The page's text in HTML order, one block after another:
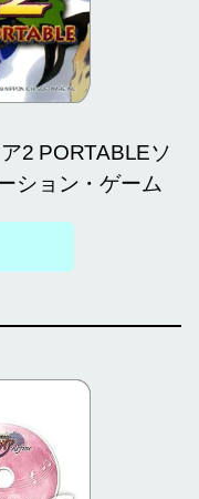
2 PORTABLEソ
ション・ゲーム